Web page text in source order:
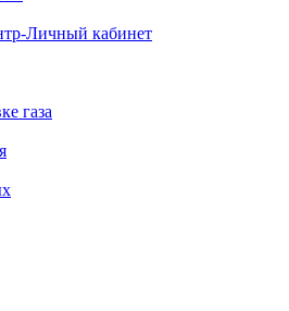
Личный кабинет
газа